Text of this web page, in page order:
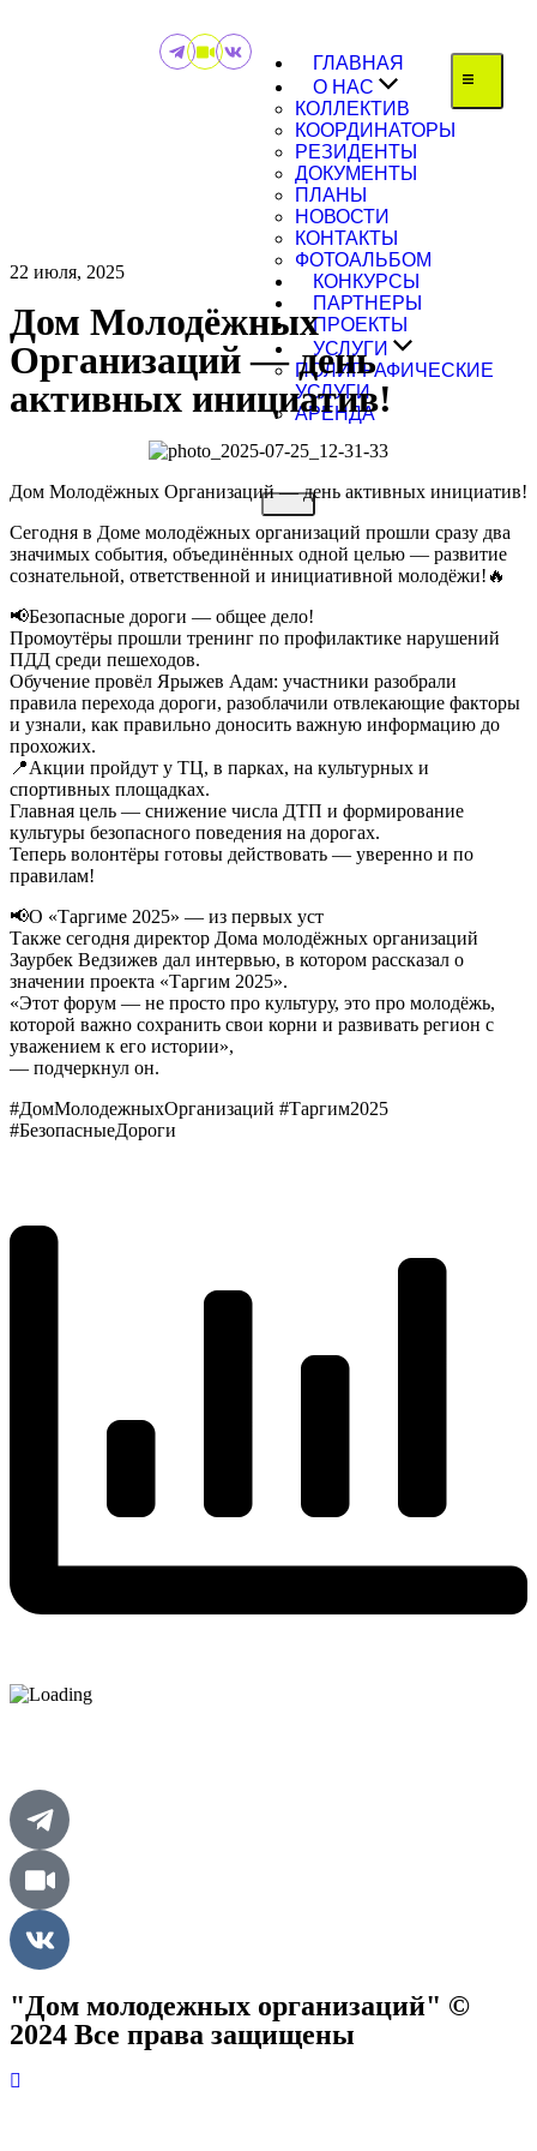
ГЛАВНАЯ
О НАС
КОЛЛЕКТИВ
КООРДИНАТОРЫ
РЕЗИДЕНТЫ
ДОКУМЕНТЫ
ПЛАНЫ
НОВОСТИ
КОНТАКТЫ
ФОТОАЛЬБОМ
КОНКУРСЫ
ПАРТНЕРЫ
ПРОЕКТЫ
УСЛУГИ
ПОЛИГРАФИЧЕСКИЕ
УСЛУГИ
АРЕНДА
22 июля, 2025
Дом Молодёжных
Организаций — день
активных инициатив!
Дом Молодёжных Организаций — день активных инициатив!
Сегодня в Доме молодёжных организаций прошли сразу два
значимых события, объединённых одной целью — развитие
сознательной, ответственной и инициативной молодёжи!🔥
📢Безопасные дороги — общее дело!
Промоутёры прошли тренинг по профилактике нарушений
ПДД среди пешеходов.
Обучение провёл Ярыжев Адам: участники разобрали
правила перехода дороги, разоблачили отвлекающие факторы
и узнали, как правильно доносить важную информацию до
прохожих.
📍Акции пройдут у ТЦ, в парках, на культурных и
спортивных площадках.
Главная цель — снижение числа ДТП и формирование
культуры безопасного поведения на дорогах.
Теперь волонтёры готовы действовать — уверенно и по
правилам!
📢О «Таргиме 2025» — из первых уст
Также сегодня директор Дома молодёжных организаций
Заурбек Ведзижев дал интервью, в котором рассказал о
значении проекта «Таргим 2025».
«Этот форум — не просто про культуру, это про молодёжь,
которой важно сохранить свои корни и развивать регион с
уважением к его истории»,
— подчеркнул он.
#ДомМолодежныхОрганизаций #Таргим2025
#БезопасныеДороги
"Дом молодежных организаций" ©
2024 Все права защищены